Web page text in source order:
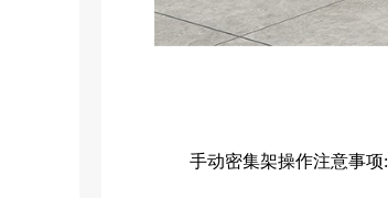
手动密集架操作注意事项: